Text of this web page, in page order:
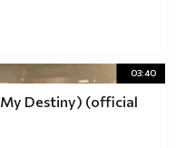
03:40
My Destiny) (official